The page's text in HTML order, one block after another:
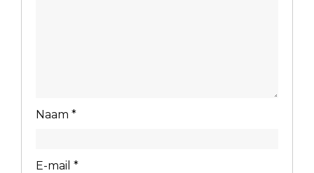
Naam *
E-mail *